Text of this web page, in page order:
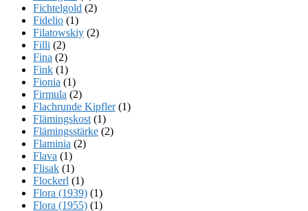
Fichtelgold (2)
Fidelio (1)
Filatowskiy (2)
Filli (2)
Fina (2)
Fink (1)
Fionia (1)
Firmula (2)
Flachrunde Kipfler(1)
Flämingskost (1)
Flämingsstärke (2)
Flaminia (2)
Flava (1)
Flisak (1)
Flockerl (1)
Flora (1939) (1)
Flora (1955) (1)